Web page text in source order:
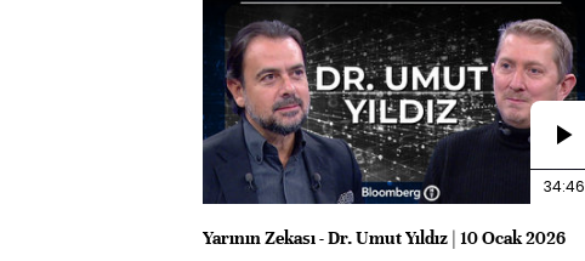
34:46
Yarının Zekası - Dr. Umut Yıldız | 10 Ocak 2026